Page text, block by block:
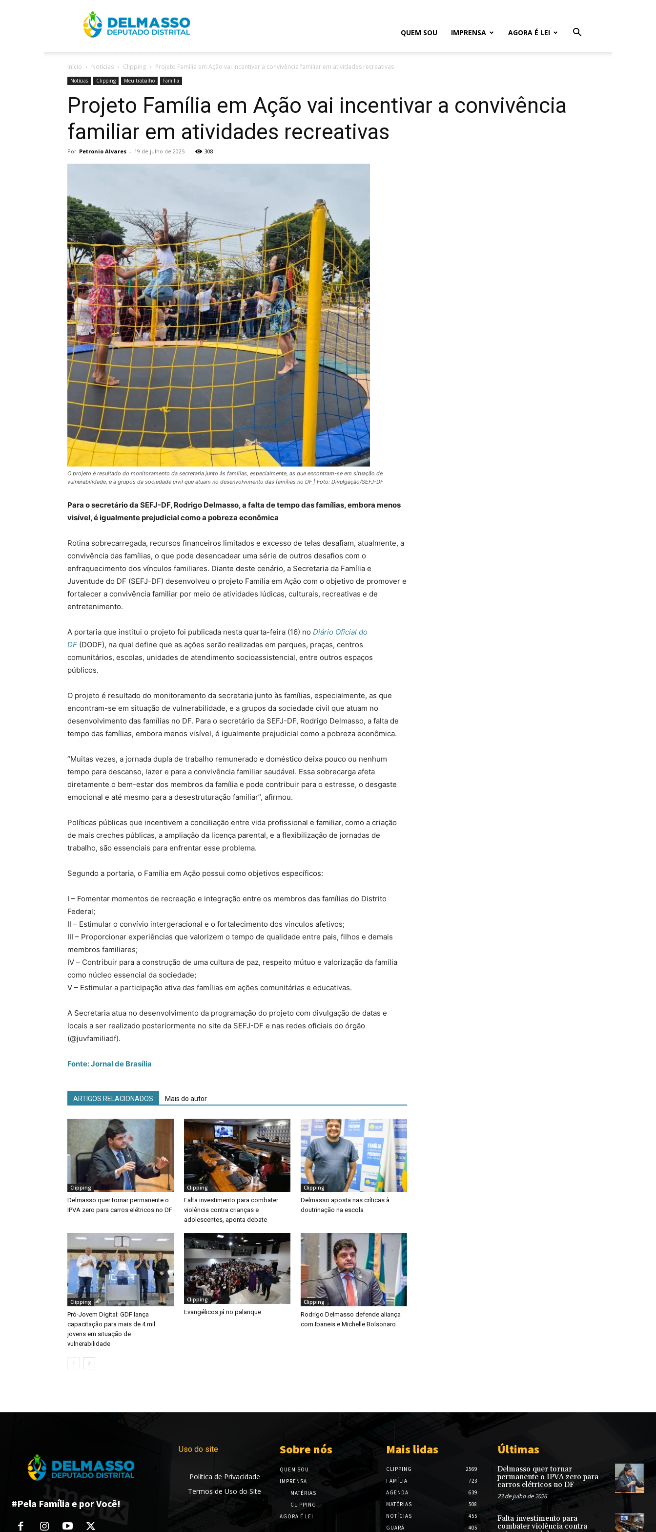
QUEM SOU IMPRENSA AGORA É LEI
Início Notícias Clipping Projeto Família em Ação vai incentivar a convivência familiar em atividades recreativas
Notícias Clipping Meu trabalho Família
Projeto Família em Ação vai incentivar a convivência
familiar em atividades recreativas
Por Petronio Alvares - 19 de julho de 2025 308
O projeto é resultado do monitoramento da secretaria junto às famílias, especialmente, as que encontram-se em situação de
vulnerabilidade, e a grupos da sociedade civil que atuam no desenvolvimento das famílias no DF | Foto: Divulgação/SEFJ-DF
Para o secretário da SEFJ-DF, Rodrigo Delmasso, a falta de tempo das famílias, embora menos
visível, é igualmente prejudicial como a pobreza econômica
Rotina sobrecarregada, recursos financeiros limitados e excesso de telas desafiam, atualmente, a
convivência das famílias, o que pode desencadear uma série de outros desafios com o
enfraquecimento dos vínculos familiares. Diante deste cenário, a Secretaria da Família e
Juventude do DF (SEFJ-DF) desenvolveu o projeto Família em Ação com o objetivo de promover e
fortalecer a convivência familiar por meio de atividades lúdicas, culturais, recreativas e de
entretenimento.
A portaria que institui o projeto foi publicada nesta quarta-feira (16) no Diário Oficial do
DF (DODF), na qual define que as ações serão realizadas em parques, praças, centros
comunitários, escolas, unidades de atendimento socioassistencial, entre outros espaços
públicos.
O projeto é resultado do monitoramento da secretaria junto às famílias, especialmente, as que
encontram-se em situação de vulnerabilidade, e a grupos da sociedade civil que atuam no
desenvolvimento das famílias no DF. Para o secretário da SEFJ-DF, Rodrigo Delmasso, a falta de
tempo das famílias, embora menos visível, é igualmente prejudicial como a pobreza econômica.
“Muitas vezes, a jornada dupla de trabalho remunerado e doméstico deixa pouco ou nenhum
tempo para descanso, lazer e para a convivência familiar saudável. Essa sobrecarga afeta
diretamente o bem-estar dos membros da família e pode contribuir para o estresse, o desgaste
emocional e até mesmo para a desestruturação familiar”, afirmou.
Políticas públicas que incentivem a conciliação entre vida profissional e familiar, como a criação
de mais creches públicas, a ampliação da licença parental, e a flexibilização de jornadas de
trabalho, são essenciais para enfrentar esse problema.
Segundo a portaria, o Família em Ação possui como objetivos específicos:
I – Fomentar momentos de recreação e integração entre os membros das famílias do Distrito
Federal;
II – Estimular o convívio intergeracional e o fortalecimento dos vínculos afetivos;
III – Proporcionar experiências que valorizem o tempo de qualidade entre pais, filhos e demais
membros familiares;
IV – Contribuir para a construção de uma cultura de paz, respeito mútuo e valorização da família
como núcleo essencial da sociedade;
V – Estimular a participação ativa das famílias em ações comunitárias e educativas.
A Secretaria atua no desenvolvimento da programação do projeto com divulgação de datas e
locais a ser realizado posteriormente no site da SEFJ-DF e nas redes oficiais do órgão
(@juvfamiliadf).
Fonte: Jornal de Brasília
ARTIGOS RELACIONADOS Mais do autor
Clipping
Delmasso quer tornar permanente o
IPVA zero para carros elétricos no DF
Clipping
Falta investimento para combater
violência contra crianças e
adolescentes, aponta debate
Clipping
Delmasso aposta nas críticas à
doutrinação na escola
Clipping
Pró-Jovem Digital: GDF lança
capacitação para mais de 4 mil
jovens em situação de
vulnerabilidade
Clipping
Evangélicos já no palanque
Clipping
Rodrigo Delmasso defende aliança
com Ibaneis e Michelle Bolsonaro
#Pela Família e por Você!
Uso do site
Política de Privacidade
Termos de Uso do Site
Sobre nós
QUEM SOU
IMPRENSA
MATÉRIAS
CLIPPING
AGORA É LEI
Mais lidas
CLIPPING
2569
FAMÍLIA
723
AGENDA
639
MATÉRIAS
508
NOTÍCIAS
455
GUARÁ
405
Últimas
Delmasso quer tornar
permanente o IPVA zero para
carros elétricos no DF
23 de julho de 2026
Falta investimento para
combater violência contra